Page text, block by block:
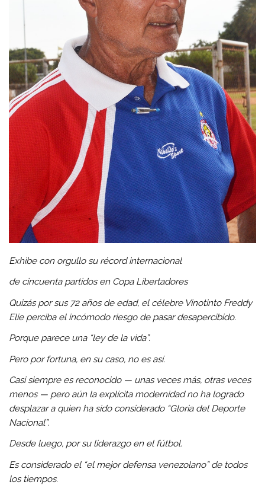
Exhibe con orgullo su récord internacional
de cincuenta partidos en Copa Libertadores
Quizás por sus 72 años de edad, el célebre Vinotinto Freddy
Elie perciba el incómodo riesgo de pasar desapercibido.
Porque parece una “ley de la vida”.
Pero por fortuna, en su caso, no es así.
Casi siempre es reconocido — unas veces más, otras veces
menos — pero aún la explícita modernidad no ha logrado
desplazar a quien ha sido considerado “Gloria del Deporte
Nacional”.
Desde luego, por su liderazgo en el fútbol.
Es considerado el “el mejor defensa venezolano” de todos
los tiempos.